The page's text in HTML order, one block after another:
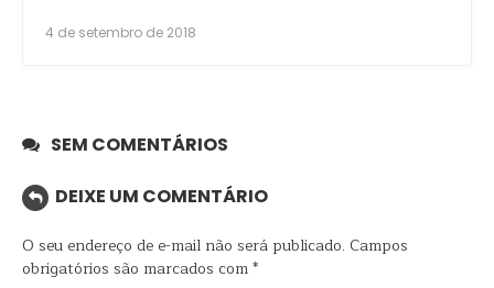
4 de setembro de 2018
SEM COMENTÁRIOS
DEIXE UM COMENTÁRIO
O seu endereço de e-mail não será publicado. Campos
obrigatórios são marcados com*